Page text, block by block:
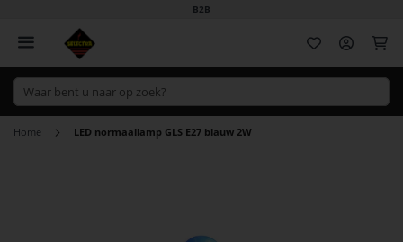
B2B
Home LED normaallamp GLS E27 blauw 2W